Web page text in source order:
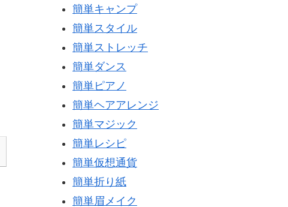
簡単キャンプ
簡単スタイル
簡単ストレッチ
簡単ダンス
簡単ピアノ
簡単ヘアアレンジ
簡単マジック
簡単レシピ
簡単仮想通貨
簡単折り紙
簡単眉メイク